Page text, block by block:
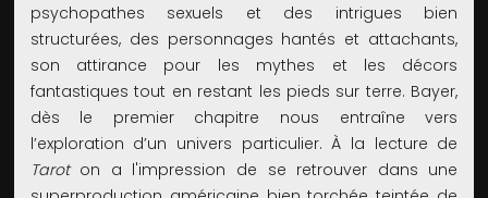
psychopathes sexuels et des intrigues bien
structurées, des personnages hantés et attachants,
son attirance pour les mythes et les décors
fantastiques tout en restant les pieds sur terre. Bayer,
dès le premier chapitre nous entraîne vers
l’exploration d’un univers particulier. À la lecture de
Taroton a l'impression de se retrouver dans une